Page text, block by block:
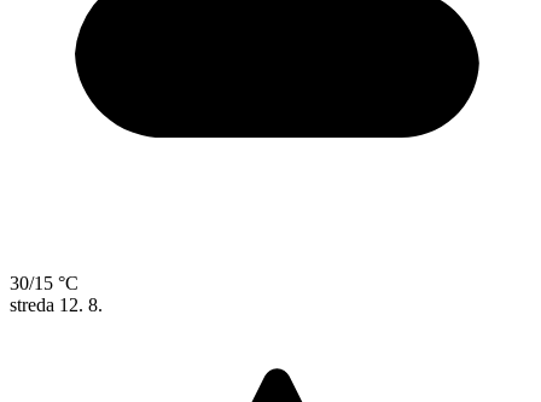
30/15 °C
streda 12. 8.